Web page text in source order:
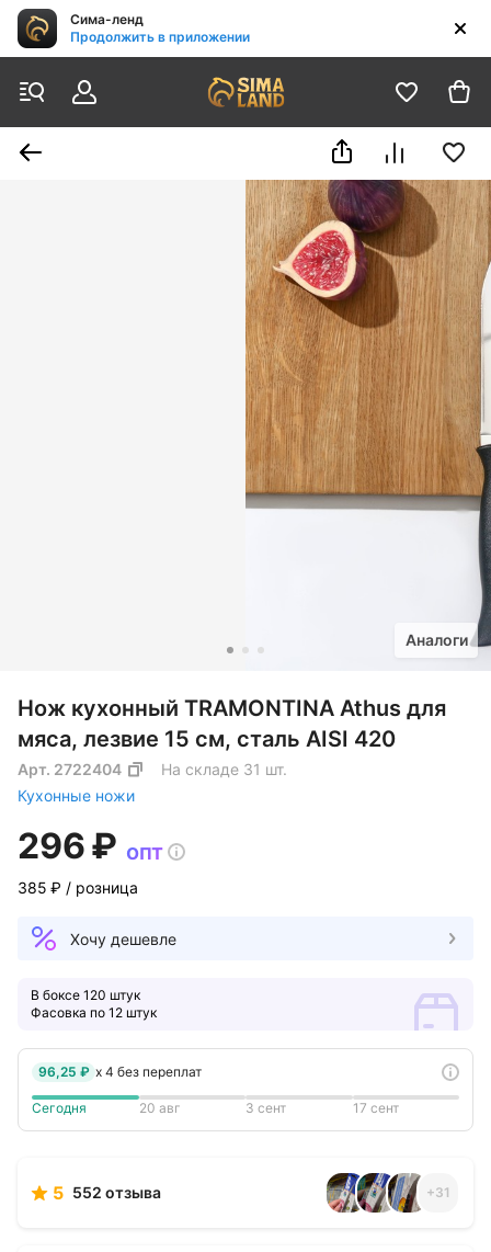
Сима-ленд
Продолжить в приложении
Аналоги
Нож кухонный TRAMONTINA Athus для
мяса, лезвие 15 см, сталь AISI 420
Арт. 2722404
На складе 31 шт.
Кухонные ножи
296 ₽ опт
385 ₽ / розница
Хочу дешевле
В боксе 120 штук
Фасовка по 12 штук
96,25 ₽ x 4 без переплат
Сегодня 20 авг 3 сент 17 сент
5 552 отзыва +31